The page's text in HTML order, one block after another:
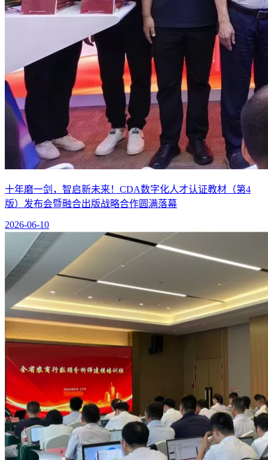
十年磨一剑，智启新未来！CDA数字化人才认证教材（第4
版）发布会暨融合出版战略合作圆满落幕
2026-06-10